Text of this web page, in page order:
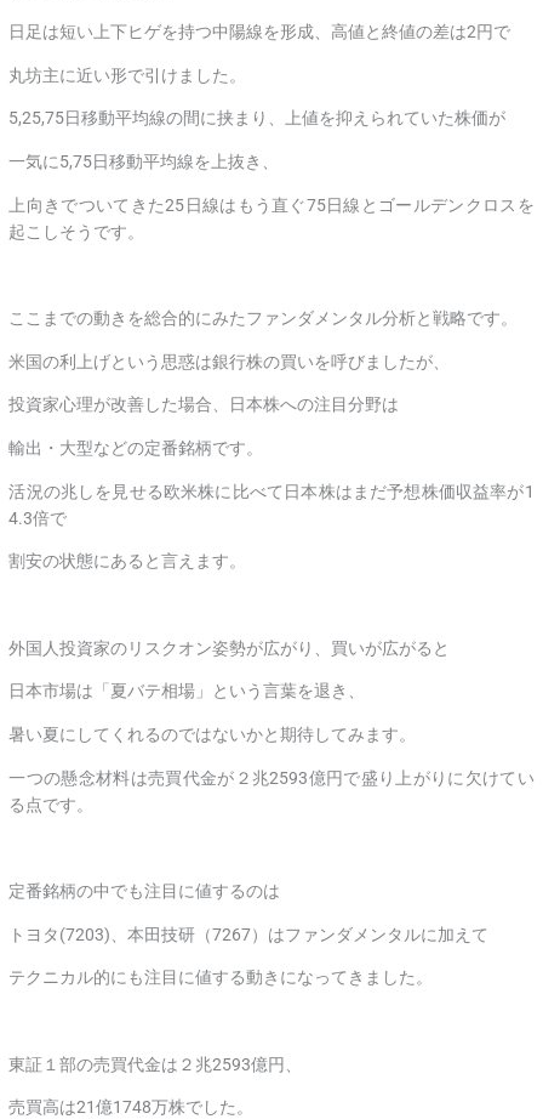
日足は短い上下ヒゲを持つ中陽線を形成、高値と終値の差は2円で
丸坊主に近い形で引けました。
5,25,75日移動平均線の間に挟まり、上値を抑えられていた株価が
一気に5,75日移動平均線を上抜き、
上向きでついてきた25日線はもう直ぐ75日線とゴールデンクロスを
起こしそうです。
ここまでの動きを総合的にみたファンダメンタル分析と戦略です。
米国の利上げという思惑は銀行株の買いを呼びましたが、
投資家心理が改善した場合、日本株への注目分野は
輸出・大型などの定番銘柄です。
活況の兆しを見せる欧米株に比べて日本株はまだ予想株価収益率が1
4.3倍で
割安の状態にあると言えます。
外国人投資家のリスクオン姿勢が広がり、買いが広がると
日本市場は「夏バテ相場」という言葉を退き、
暑い夏にしてくれるのではないかと期待してみます。
一つの懸念材料は売買代金が２兆2593億円で盛り上がりに欠けてい
る点です。
定番銘柄の中でも注目に値するのは
トヨタ(7203)、本田技研（7267）はファンダメンタルに加えて
テクニカル的にも注目に値する動きになってきました。
東証１部の売買代金は２兆2593億円、
売買高は21億1748万株でした。